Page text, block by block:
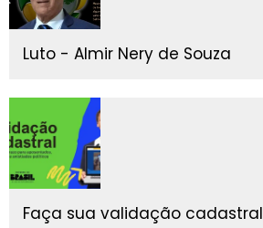
Luto - Almir Nery de Souza
Faça sua validação cadastral